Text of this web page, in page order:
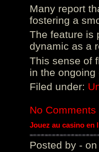
Many report
fostering a
The feature is
dynamic as a
This sense of
in the ongoing
Filed under:
No Comments
Jouez au casino en
Posted by - on